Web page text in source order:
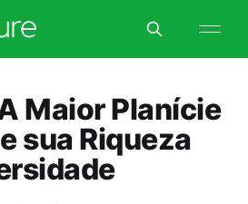
Maior Planície
sua Riqueza